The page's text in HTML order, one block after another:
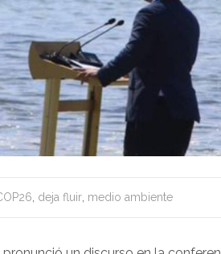
deja fluir medio ambiente